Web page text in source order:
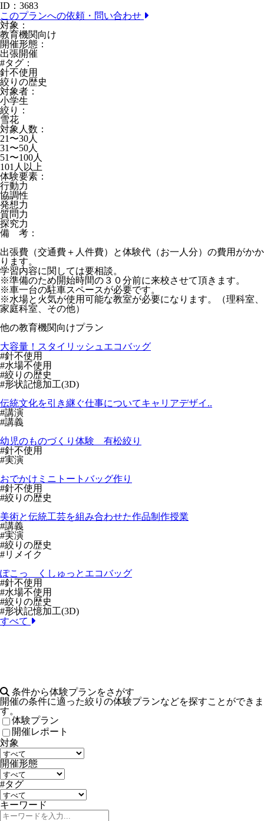
ID：3683
このプランへの依頼・問い合わせ
対象：
教育機関向け
開催形態：
出張開催
#タグ：
針不使用
絞りの歴史
対象者：
小学生
絞り：
雪花
対象人数：
21〜30人
31〜50人
51〜100人
101人以上
体験要素：
行動力
協調性
発想力
質問力
探究力
備 考：
出張費（交通費＋人件費）と体験代（お一人分）の費用がかか
ります。
学習内容に関しては要相談。
※準備のため開始時間の３０分前に来校させて頂きます。
※車一台の駐車スペースが必要です。
※水場と火気が使用可能な教室が必要になります。（理科室、
家庭科室、その他）
他の教育機関向けプラン
大容量！スタイリッシュエコバッグ
#針不使用
#水場不使用
#絞りの歴史
#形状記憶加工(3D)
伝統文化を引き継ぐ仕事についてキャリアデザイ..
#講演
#講義
幼児のものづくり体験 有松絞り
#針不使用
#実演
おでかけミニトートバッグ作り
#針不使用
#絞りの歴史
美術と伝統工芸を組み合わせた作品制作授業
#講義
#実演
#絞りの歴史
#リメイク
ぽこっ くしゅっとエコバッグ
#針不使用
#水場不使用
#絞りの歴史
#形状記憶加工(3D)
すべて
条件から体験プランをさがす
開催の条件に適った絞りの体験プランなどを探すことができま
す。
体験プラン
開催レポート
対象
開催形態
#タグ
キーワード